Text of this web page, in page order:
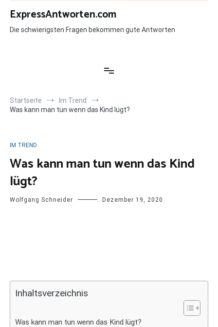
Zum
Inhalt
springen
ExpressAntworten.com
Die schwierigsten Fragen bekommen gute Antworten
Startseite
Im Trend
Was kann man tun wenn das Kind lügt?
IM TREND
Was kann man tun wenn das Kind
lügt?
Wolfgang Schneider Dezember 19, 2020
Inhaltsverzeichnis
Was kann man tun wenn das Kind lügt?